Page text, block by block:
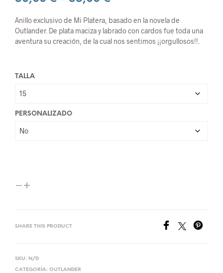
precios:
desde
Anillo exclusivo de Mi Platera, basado en la novela de
Outlander. De plata maciza y labrado con cardos fue toda una
aventura su creación, de la cual nos sentimos ¡¡orgullosos!!.
TALLA
PERSONALIZADO
SHARE THIS PRODUCT
SKU: N/D
CATEGORÍA: OUTLANDER